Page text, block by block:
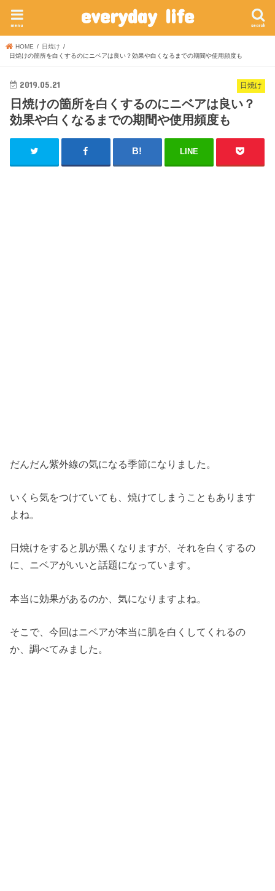
everyday life search
menu
HOME
日焼け
日焼けの箇所を白くするのにニベアは良い？効果や白くなるまでの期間や使用頻度も
日焼け
2019.05.21
日焼けの箇所を白くするのにニベアは良い？
効果や白くなるまでの期間や使用頻度も
LINE
だんだん紫外線の気になる季節になりました。
いくら気をつけていても、焼けてしまうこともあります
よね。
日焼けをすると肌が黒くなりますが、それを白くするの
に、ニベアがいいと話題になっています。
本当に効果があるのか、気になりますよね。
そこで、今回はニベアが本当に肌を白くしてくれるの
か、調べてみました。